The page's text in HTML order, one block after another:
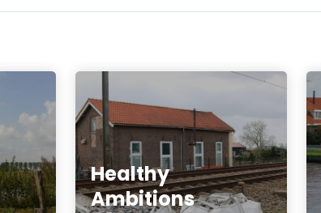
Healthy
Ambitions